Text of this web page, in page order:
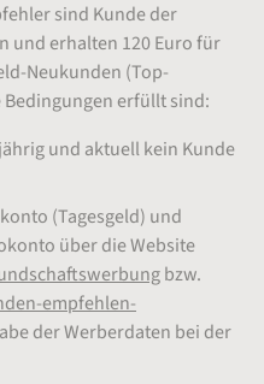
sind Kunde der
und erhalten 120 Euro für
Neukunden (Top-
erfüllt sind:
und aktuell kein Kunde
(Tagesgeld) und
über die Website
bzw.
empfehlen-
der Werberdaten bei der